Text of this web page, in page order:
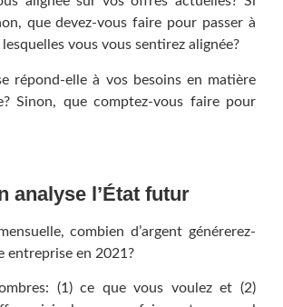
que devez-vous faire pour passer à
vous vous sentirez alignée?
répond-elle à vos besoins en matière
Sinon, que comptez-vous faire pour
analyse l’État futur
combien d’argent générerez-
entreprise en 2021?
(1) ce que vous voulez et (2)